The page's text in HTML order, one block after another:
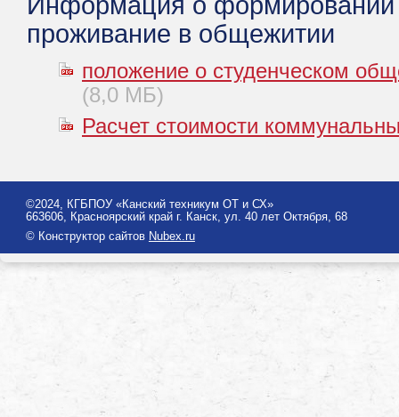
проживание в общежитии
положение о студенческом
(8,0 МБ)
Расчет стоимости
©2024, КГБПОУ «Канский техникум ОТ и СХ»
663606, Красноярский край г. Канск, ул. 40 лет Октября, 68
© Конструктор сайтов Nubex.ru